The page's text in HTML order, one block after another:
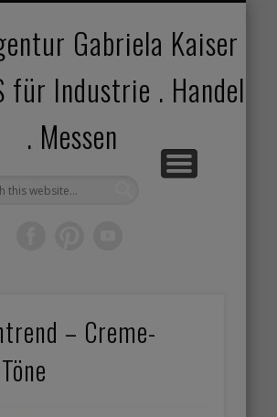
Gabriela Kaiser
für Industrie . Handel
. Messen
– Creme-